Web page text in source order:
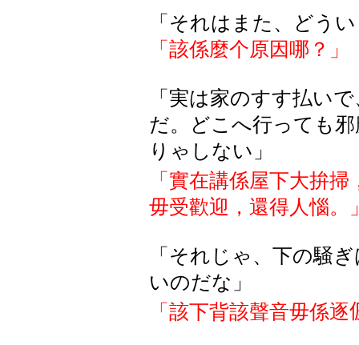
「それはまた、どう
「該係麼个原因哪？」
「実は家のすす払い
だ。どこへ行っても
りゃしない」
「實在講係屋下大拚掃
毋受歡迎，還得人惱。
「それじゃ、下の騒
いのだな」
「該下背該聲音毋係逐